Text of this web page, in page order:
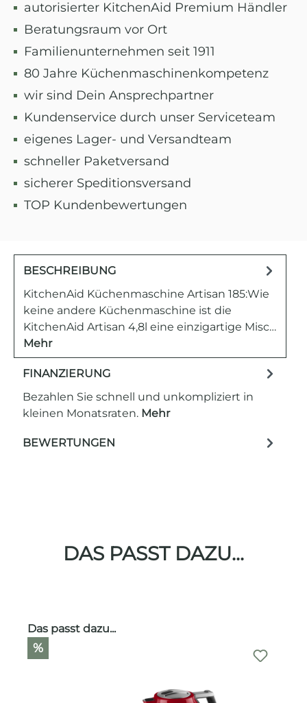
autorisierter KitchenAid Premium Händler
Beratungsraum vor Ort
Familienunternehmen seit 1911
80 Jahre Küchenmaschinenkompetenz
wir sind Dein Ansprechpartner
Kundenservice durch unser Serviceteam
eigenes Lager- und Versandteam
schneller Paketversand
sicherer Speditionsversand
TOP Kundenbewertungen
BESCHREIBUNG
KitchenAid Küchenmaschine Artisan 185:Wie
keine andere Küchenmaschine ist die
KitchenAid Artisan 4,8l eine einzigartige Misc…
Mehr
FINANZIERUNG
Bezahlen Sie schnell und unkompliziert in
kleinen Monatsraten. Mehr
BEWERTUNGEN
DAS PASST DAZU...
Produktgalerie überspringen
Das passt dazu...
%